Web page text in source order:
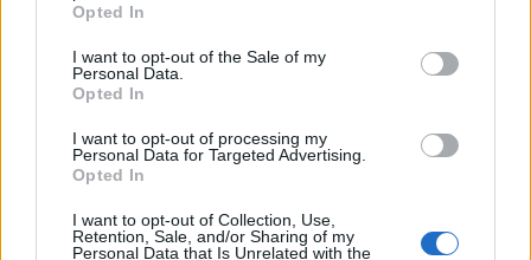
Opted In
I want to opt-out of the Sale of my
Personal Data.
Opted In
I want to opt-out of processing my
Personal Data for Targeted Advertising.
Opted In
I want to opt-out of Collection, Use,
Retention, Sale, and/or Sharing of my
Personal Data that Is Unrelated with the
δίνει feedback που πραγματικά αφομοιώνεται.
Αυτό δεν λέγεται ευαισθησία. Λέγεται ακρίβεια.
2. Διαπραγμάτευση: Στρατηγική κατανόηση αντί
για μπρα-ντε-φερ
Μια κλασική μελέτη στο Psychological Science